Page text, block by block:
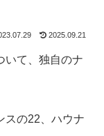
2025.09.21
いて、独自のナ
スの22、ハウナ